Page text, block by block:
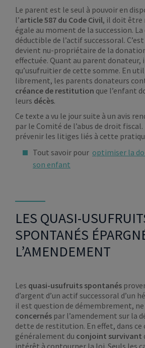
Le parent est le seul à pouvoir en
l’article 587 du Code Civil, il doit être
égale au moment de la succession.
déductible de l’actif successoral.
devient nu-propriétaire de la
effectuée. Quant au parent donateur,
qu’usufruitier de cette somme. En
librement, les parents donateurs
créance de restitution que l’enfant
leurs décès.
Ce texte a vu le jour suite à un avis
par le Comité de l’abus de droit
prévenir les litiges liés à cette
Tout savoir pour optimiser la
son enfant
LES QUASI-
SPONTANÉS
L’AMENDEMENT
Les quasi-usufruits spontanés
d’argent d’un actif successoral d’un
il est question de démembrement,
concernés par l’amendement sur la
dette de restitution. En effet, dans ce
généralement du conjoint survivant
intérêt à contourner la loi. Seuls les